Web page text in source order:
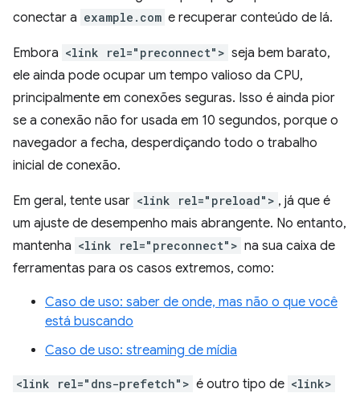
conectar a example.com e recuperar conteúdo de lá.
Embora <link rel="preconnect"> seja bem barato,
ele ainda pode ocupar um tempo valioso da CPU,
principalmente em conexões seguras. Isso é ainda pior
se a conexão não for usada em 10 segundos, porque o
navegador a fecha, desperdiçando todo o trabalho
inicial de conexão.
Em geral, tente usar <link rel="preload"> , já que é
um ajuste de desempenho mais abrangente. No entanto,
mantenha <link rel="preconnect"> na sua caixa de
ferramentas para os casos extremos, como:
Caso de uso: saber de onde, mas não o que você
está buscando
Caso de uso: streaming de mídia
<link rel="dns-prefetch"> é outro tipo de <link>